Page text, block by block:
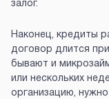
залог.
Наконец, кредиты
договор длится
бывают и
или нескольких
организацию,